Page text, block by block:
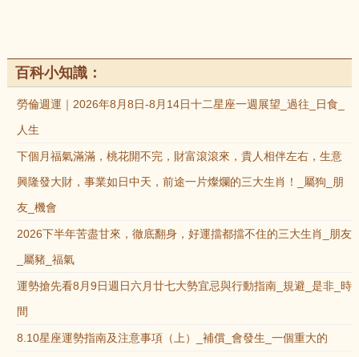
百科小知識：
勞倫週運｜2026年8月8日-8月14日十二星座一週展望_過往_日食_
人生
下個月福氣滿滿，桃花開不完，財富滾滾來，貴人相伴左右，生意
興隆發大財，事業如日中天，前途一片燦爛的三大生肖！_屬狗_朋
友_機會
2026下半年苦盡甘來，徹底翻身，好運擋都擋不住的三大生肖_朋友
_屬豬_福氣
運勢搶先看8月9日週日六月廿七大勢宜忌與行動指南_規避_是非_時
間
8.10星座運勢指南及注意事項（上）_補償_會發生_一個重大的